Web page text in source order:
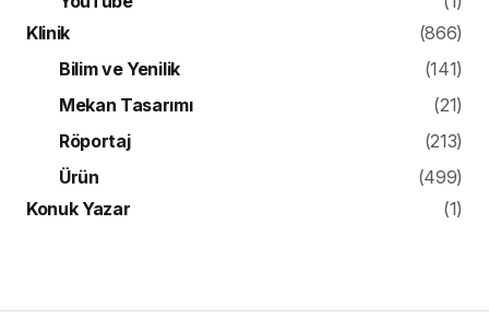
Klinik
(866)
Bilim ve Yenilik
(141)
Mekan Tasarımı
(21)
Röportaj
(213)
Ürün
(499)
Konuk Yazar
(1)